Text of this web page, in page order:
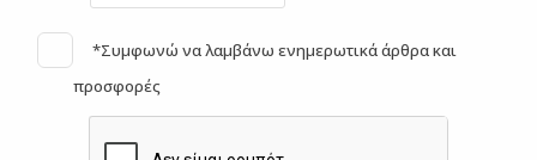
*Συμφωνώ να λαμβάνω ενημερωτικά άρθρα και
προσφορές